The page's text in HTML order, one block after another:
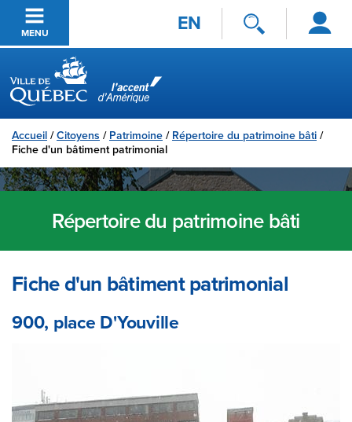
Passer au contenu principal
MENU EN
Se
connecter
Ville de Québec
Accueil /Citoyens / Patrimoine / Répertoire du patrimoine bâti /
Fiche d'un bâtiment patrimonial
Répertoire du patrimoine bâti
Fiche d'un bâtiment patrimonial
900, place D'Youville